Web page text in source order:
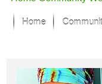
Home